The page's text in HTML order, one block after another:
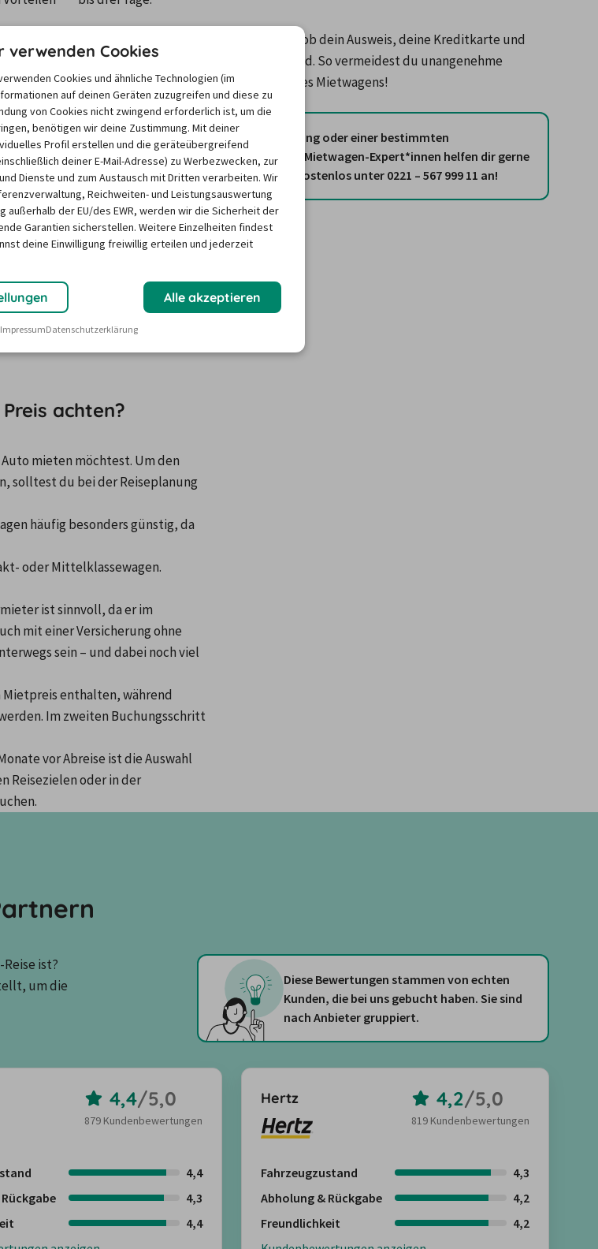
lässt
Überprüfe zwischendurch, ob dein Ausweis, deine Kreditkarte und
dein Führerschein aktuell und gültig sind. So vermeidest du unangenehme
Überraschungen bei der Abholung deines Mietwagens!
Hast du Fragen zur Buchung oder einer bestimmten
Autovermietung? Unsere Mietwagen-Expert*innen helfen dir gerne
weiter – ruf uns einfach kostenlos unter 0221 – 567 999 11 an!
achten?
mieten möchtest. Um den
solltest du bei der Reiseplanung
häufig besonders günstig, da
oder Mittelklassewagen.
ist sinnvoll, da er im
mit einer Versicherung ohne
sein – und dabei noch viel
enthalten, während
Im zweiten Buchungsschritt
vor Abreise ist die Auswahl
Reisezielen oder in der
ist?
um die
Diese Bewertungen stammen von echten
Kunden, die bei uns gebucht haben. Sie sind
nach Anbieter gruppiert.
4,4/5,0
879 Kundenbewertungen
4,4
4,3
4,4
Hertz 4,2/5,0
819 Kundenbewertungen
Fahrzeugzustand
4,3
Abholung & Rückgabe
4,2
Freundlichkeit
4,2
verwenden Cookies
Cookies und ähnliche Technologien (im
auf deinen Geräten zuzugreifen und diese zu
von Cookies nicht zwingend erforderlich ist, um die
benötigen wir deine Zustimmung. Mit deiner
Profil erstellen und die geräteübergreifend
deiner E-Mail-Adresse) zu Werbezwecken, zur
Dienste und zum Austausch mit Dritten verarbeiten. Wir
Reichweiten- und Leistungsauswertung
außerhalb der EU/des EWR, werden wir die Sicherheit der
Garantien sicherstellen. Weitere Einzelheiten findest
deine Einwilligung freiwillig erteilen und jederzeit
Alle akzeptieren
ImpressumDatenschutzerklärung